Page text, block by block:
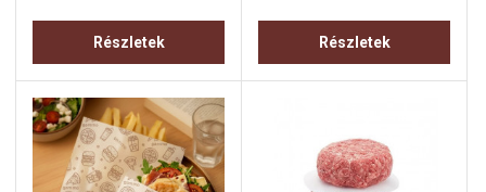
Részletek Részletek